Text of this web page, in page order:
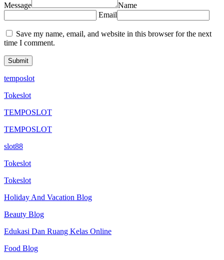
Message
Name
Email
Save my name, email, and website in this browser for the next
time I comment.
temposlot
Tokeslot
TEMPOSLOT
TEMPOSLOT
slot88
Tokeslot
Tokeslot
Holiday And Vacation Blog
Beauty Blog
Edukasi Dan Ruang Kelas Online
Food Blog